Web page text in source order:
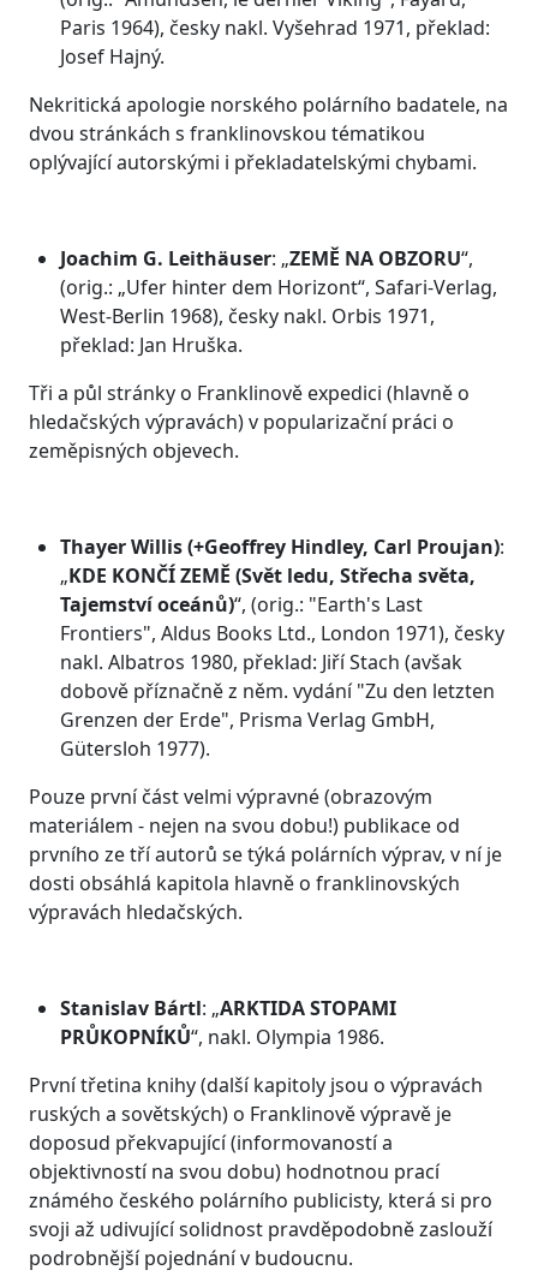
Paris 1964), česky nakl. Vyšehrad 1971, překlad:
Josef Hajný.
Nekritická apologie norského polárního badatele, na
dvou stránkách s franklinovskou tématikou
oplývající autorskými i překladatelskými chybami.
Joachim G. Leithäuser: „ZEMĚ NA OBZORU“,
(orig.: „Ufer hinter dem Horizont“, Safari-Verlag,
West-Berlin 1968), česky nakl. Orbis 1971,
překlad: Jan Hruška.
Tři a půl stránky o Franklinově expedici (hlavně o
hledačských výpravách) v popularizační práci o
zeměpisných objevech.
Thayer Willis (+Geoffrey Hindley, Carl Proujan):
„KDE KONČÍ ZEMĚ (Svět ledu, Střecha světa,
Tajemství oceánů)“, (orig.: "Earth's Last
Frontiers", Aldus Books Ltd., London 1971), česky
nakl. Albatros 1980, překlad: Jiří Stach (avšak
dobově příznačně z něm. vydání "Zu den letzten
Grenzen der Erde", Prisma Verlag GmbH,
Gütersloh 1977).
Pouze první část velmi výpravné (obrazovým
materiálem - nejen na svou dobu!) publikace od
prvního ze tří autorů se týká polárních výprav, v ní je
dosti obsáhlá kapitola hlavně o franklinovských
výpravách hledačských.
Stanislav Bártl: „ARKTIDA STOPAMI
PRŮKOPNÍKŮ“, nakl. Olympia 1986.
První třetina knihy (další kapitoly jsou o výpravách
ruských a sovětských) o Franklinově výpravě je
doposud překvapující (informovaností a
objektivností na svou dobu) hodnotnou prací
známého českého polárního publicisty, která si pro
svoji až udivující solidnost pravděpodobně zaslouží
podrobnější pojednání v budoucnu.